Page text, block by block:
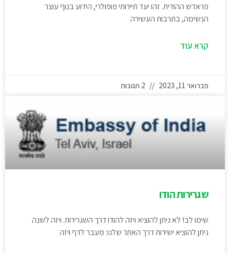
פראדש ההודית. זהו יעד תיירותי פופולרי, הידוע בנוף עוצר
הנשימה, בתרבות העשירה
קרא עוד
פברואר 11, 2023
שגרירות הודו
שימו לב! לא ניתן להוציא ויזה להודו דרך השגרירות. ויזה לשנה
ניתן להוציא ישירות דרך האתר שלנו: מעבר לדף ויזה